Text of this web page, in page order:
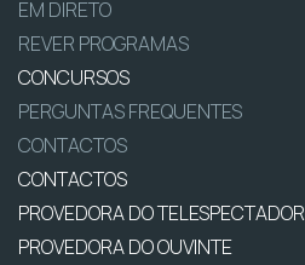
EM DIRETO
REVER PROGRAMAS
CONCURSOS
PERGUNTAS FREQUENTES
CONTACTOS
CONTACTOS
PROVEDORA DO TELESPECTADOR
PROVEDORA DO OUVINTE